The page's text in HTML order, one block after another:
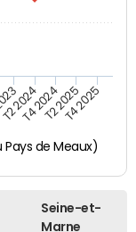
Pays de Meaux)
T2 2024T4 2024T2 2025T4 2025
Seine-et-
Marne